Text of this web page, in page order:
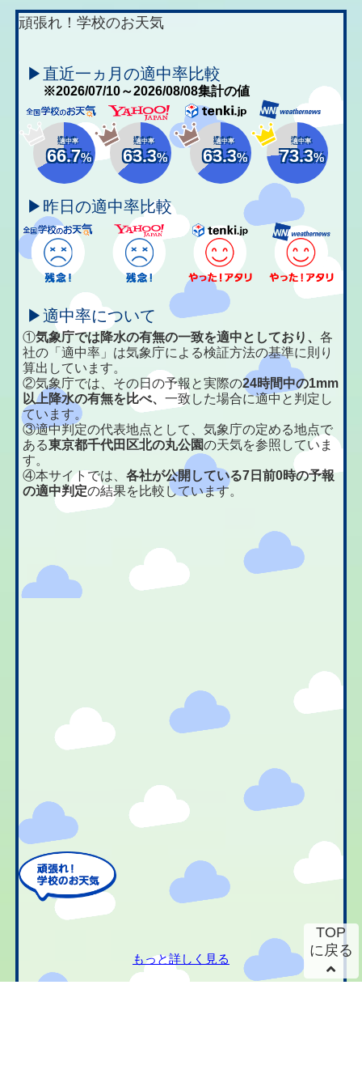
頑張れ！学校のお天気
▶直近一ヵ月の適中率比較
※2026/07/10～2026/08/08集計の値
適中率
66.7%
適中率
63.3%
適中率
63.3%
適中率
73.3%
▶昨日の適中率比較
▶適中率について
①気象庁では降水の有無の一致を適中としており、各
社の「適中率」は気象庁による検証方法の基準に則り
算出しています。
②気象庁では、その日の予報と実際の24時間中の1mm
以上降水の有無を比べ、一致した場合に適中と判定し
ています。
③適中判定の代表地点として、気象庁の定める地点で
ある東京都千代田区北の丸公園の天気を参照していま
す。
④本サイトでは、各社が公開している7日前0時の予報
の適中判定の結果を比較しています。
もっと詳しく見る
TOP
に戻る